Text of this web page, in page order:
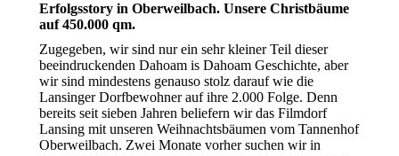
Erfolgsstory in Oberweilbach. Unsere Christbäume
auf 450.000 qm.
Zugegeben, wir sind nur ein sehr kleiner Teil dieser
beeindruckenden Dahoam is Dahoam Geschichte, aber
wir sind mindestens genauso stolz darauf wie die
Lansinger Dorfbewohner auf ihre 2.000 Folge. Denn
bereits seit sieben Jahren beliefern wir das Filmdorf
Lansing mit unseren Weihnachtsbäumen vom Tannenhof
Oberweilbach. Zwei Monate vorher suchen wir in